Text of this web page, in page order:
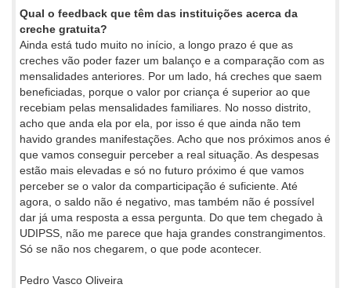
Qual o feedback que têm das instituições acerca da
creche gratuita?
Ainda está tudo muito no início, a longo prazo é que as
creches vão poder fazer um balanço e a comparação com as
mensalidades anteriores. Por um lado, há creches que saem
beneficiadas, porque o valor por criança é superior ao que
recebiam pelas mensalidades familiares. No nosso distrito,
acho que anda ela por ela, por isso é que ainda não tem
havido grandes manifestações. Acho que nos próximos anos é
que vamos conseguir perceber a real situação. As despesas
estão mais elevadas e só no futuro próximo é que vamos
perceber se o valor da comparticipação é suficiente. Até
agora, o saldo não é negativo, mas também não é possível
dar já uma resposta a essa pergunta. Do que tem chegado à
UDIPSS, não me parece que haja grandes constrangimentos.
Só se não nos chegarem, o que pode acontecer.
Pedro Vasco Oliveira